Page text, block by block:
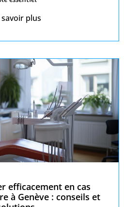
savoir plus
efficacement en cas
à Genève : conseils et